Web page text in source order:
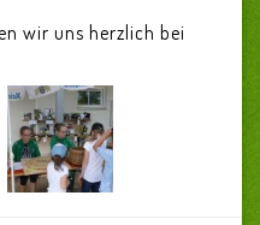
wir uns herzlich bei